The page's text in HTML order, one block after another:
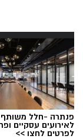
פנתרה -חלל משותף
לאירועים עסקיים
לפרטים לחצו >>